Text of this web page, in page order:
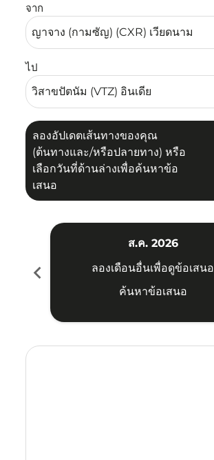
จาก
ไป
ลองอัปเดตเส้นทางของคุณ
(ต้นทางและ/หรือปลายทาง) หรือ
เลือกวันที่ด้านล่างเพื่อค้นหาข้อ
เสนอ
chevron_left
ส.ค. 2026
ลองเดือนอื่นเพื่อดูข้อเสนอ
ค้นหาข้อเสนอ